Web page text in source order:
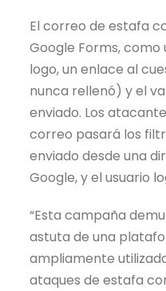
El correo de estafa
Google Forms,
logo, un enlace al
nunca rellenó) y el
enviado. Los
correo pasará los
enviado desde una
Google, y el usuario
“Esta campaña
astuta de una
ampliamente
ataques de estafa